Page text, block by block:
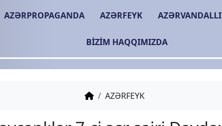
AZƏRPROPAGANDA AZƏRFEYK
BIZIM HAQQIMIZDA
AZƏRFEYK